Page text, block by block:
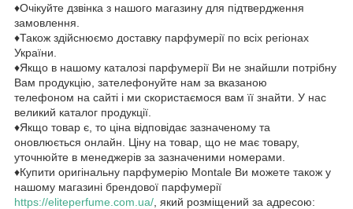
♦Очікуйте дзвінка з нашого магазину для підтвердження
замовлення.
♦Також здійснюємо доставку парфумерії по всіх регіонах
України.
♦Якщо в нашому каталозі парфумерії Ви не знайшли потрібну
Вам продукцію, зателефонуйте нам за вказаною
телефоном на сайті і ми скористаємося вам її знайти. У нас
великий каталог продукції.
♦Якщо товар є, то ціна відповідає зазначеному та
оновлюється онлайн. Ціну на товар, що не має товару,
уточнюйте в менеджерів за зазначеними номерами.
♦Купити оригінальну парфумерію Montale Ви можете також у
нашому магазині брендової парфумерії
https://eliteperfume.com.ua/ , який розміщений за адресою: